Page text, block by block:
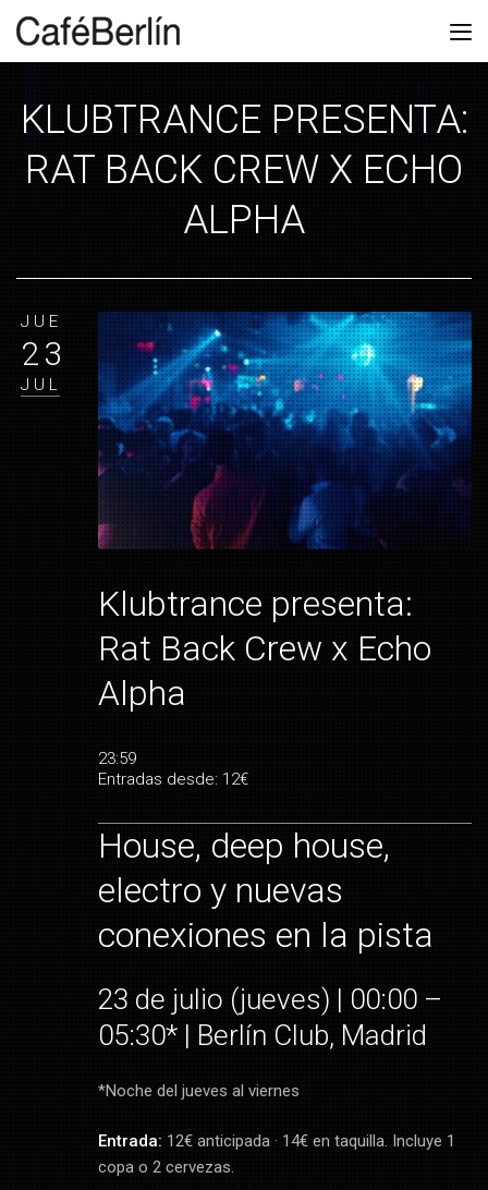
KLUBTRANCE PRESENTA:
RAT BACK CREW X ECHO
ALPHA
JUE
23
JUL
Klubtrance presenta:
Rat Back Crew x Echo
Alpha
23:59
Entradas desde: 12€
House, deep house,
electro y nuevas
conexiones en la pista
23 de julio (jueves) | 00:00 –
05:30* | Berlín Club, Madrid
*Noche del jueves al viernes
Entrada: 12€ anticipada · 14€ en taquilla. Incluye 1
copa o 2 cervezas.